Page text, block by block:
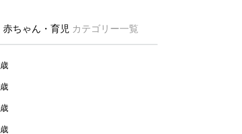
赤ちゃん・育児 カテゴリー一覧